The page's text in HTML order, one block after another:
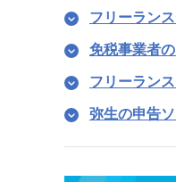
フリーラン
免税事業者
フリーラン
弥生の申告